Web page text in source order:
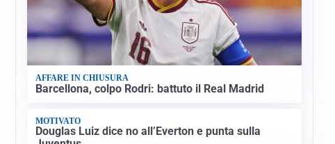
AFFARE IN CHIUSURA
Barcellona, colpo Rodri: battuto il Real Madrid
MOTIVATO
Douglas Luiz dice no all’Everton e punta sulla